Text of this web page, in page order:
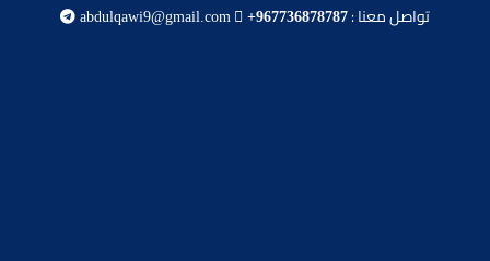
تواصل معنا : +967736878787
abdulqawi9@gmail.com